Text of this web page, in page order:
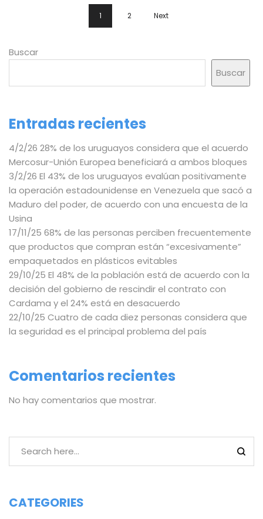
1 2 Next
Buscar
Buscar
Entradas recientes
4/2/26 28% de los uruguayos considera que el acuerdo
Mercosur-Unión Europea beneficiará a ambos bloques
3/2/26 El 43% de los uruguayos evalúan positivamente
la operación estadounidense en Venezuela que sacó a
Maduro del poder, de acuerdo con una encuesta de la
Usina
17/11/25 68% de las personas perciben frecuentemente
que productos que compran están “excesivamente”
empaquetados en plásticos evitables
29/10/25 El 48% de la población está de acuerdo con la
decisión del gobierno de rescindir el contrato con
Cardama y el 24% está en desacuerdo
22/10/25 Cuatro de cada diez personas considera que
la seguridad es el principal problema del país
Comentarios recientes
No hay comentarios que mostrar.
CATEGORIES